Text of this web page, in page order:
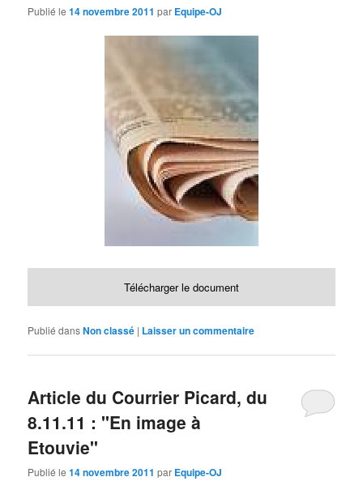
Publié le14 novembre 2011 par Equipe-OJ
Télécharger le document
Publié dansNon classé | Laisser un commentaire
Article du Courrier Picard, du
8.11.11 : "En image à
Etouvie"
Publié le14 novembre 2011 par Equipe-OJ